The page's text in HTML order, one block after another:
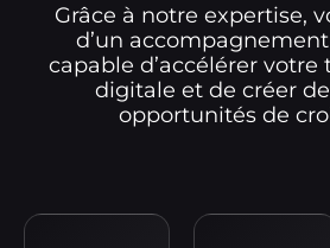
Grâce à notre expertise,
d’un
capable d’accélérer
digitale et de créer
opportunités de